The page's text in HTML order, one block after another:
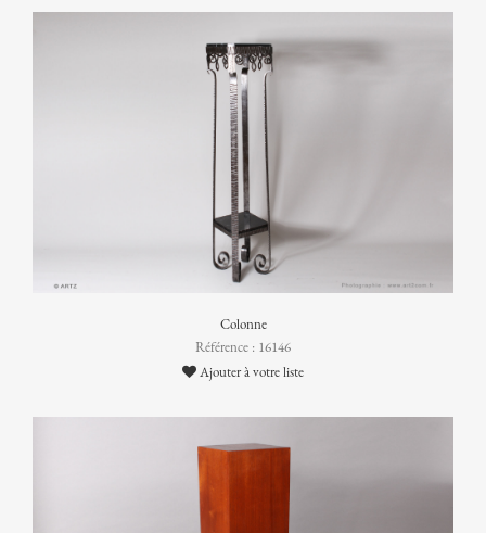
Colonne
Référence : 16146
Ajouter à votre liste